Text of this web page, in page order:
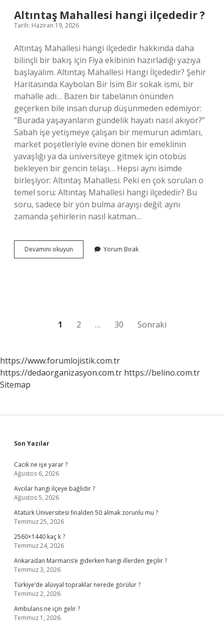
Altıntaş Mahallesi hangi ilçededir ?
Tarih: Haziran 19, 2026
Altıntaş Mahallesi hangi ilçededir hakkında daha
bilinçli bir bakış için Fiya ekibinin hazırladığı yazıya
başlayalım. Altıntaş Mahallesi Hangi İlçededir? Şehir
Haritasında Kaybolan Bir İsim Bir sokak ismi, bir
mahalle adı… Bazen bir tabelanın önünden
geçerken bile insan durup düşünmeden edemiyor:
“Burada yaşayanların gündelik hayatı nasıl akıyor?”
Sabah işe yetişmeye çalışan bir memurun adımları,
market poşetleriyle evine dönen bir emeklinin
yavaşlığı ya da üniversiteye gitmek için otobüs
bekleyen bir gencin telaşı… Hepsi aynı isimde
birleşiyor: Altıntaş Mahallesi. Peki en çok sorulan o
temel soru: Altıntaş Mahallesi hangi ilçededir? Bu
soru, sadece bir yön bulma arayışı değil; aynı
zamanda şehirlerin nasıl katman…
Devamını okuyun
Mahallesi
Yorum Bırak
1 2 … 30 Sonraki
https://www.forumlojistik.com.tr
https://dedaorganizasyon.com.tr https://belino.com.tr
Sitemap
Sidebar
Son Yazılar
Cacık ne işe yarar ?
Ağustos 6, 2026
Avcılar hangi ilçeye bağlıdır ?
Ağustos 5, 2026
Atatürk Üniversitesi finalden 50 almak zorunlu mu ?
Temmuz 25, 2026
2560×1440 kaç k ?
Temmuz 24, 2026
Ankaradan Marmaris’e giderken hangi illerden geçilir ?
Temmuz 3, 2026
Türkiye’de alüvyal topraklar nerede görülür ?
Temmuz 2, 2026
Ambulans ne için gelir ?
Temmuz 1, 2026